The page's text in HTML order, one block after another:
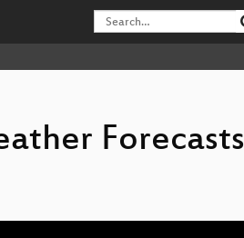
Forecasts